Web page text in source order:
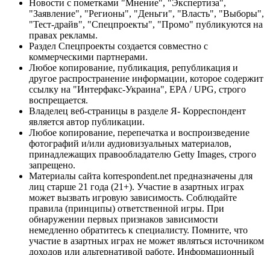
Новости с пометками "Мнение", "Экспертиза",
"Заявление", "Регионы", "Деньги", "Власть", "Выборы",
"Тест-драйв", "Спецпроекты", "Промо" публикуются на
правах рекламы.
Раздел Спецпроекты создается совместно с
коммерческими партнерами.
Любое копирование, публикация, републикация и
другое распространение информации, которое содержит
ссылку на "Интерфакс-Украина", EPA / UPG, строго
воспрещается.
Владелец веб-страницы в разделе Я- Корреспондент
является автор публикации.
Любое копирование, перепечатка и воспроизведение
фотографий и/или аудиовизуальных материалов,
принадлежащих правообладателю Getty Images, строго
запрещено.
Материалы сайта korrespondent.net предназначены для
лиц старше 21 года (21+). Участие в азартных играх
может вызвать игровую зависимость. Соблюдайте
правила (принципы) ответственной игры. При
обнаружении первых признаков зависимости
немедленно обратитесь к специалисту. Помните, что
участие в азартных играх не может являться источником
доходов или альтернативой работе. Информационный